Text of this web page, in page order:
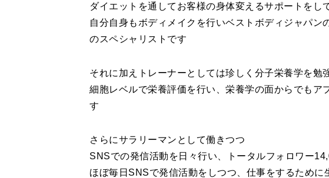
ダイエットを通してお客様の身体変えるサポートをし
自分自身もボディメイクを行いベストボディジャパン
のスペシャリストです
それに加えトレーナーとしては珍しく分子栄養学を勉
細胞レベルで栄養評価を行い、栄養学の面からでもア
す
さらにサラリーマンとして働きつつ
SNSでの発信活動を日々行い、トータルフォロワー
ほぼ毎日SNSで発信活動をしつつ、仕事をするため